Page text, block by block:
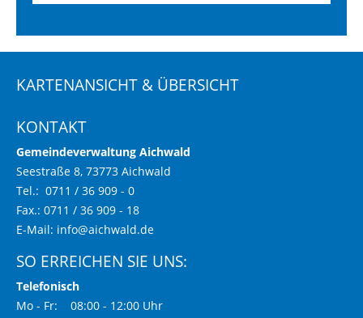
KARTENANSICHT & ÜBERSICHT
KONTAKT
Gemeindeverwaltung Aichwald
Seestraße 8, 73773 Aichwald
Tel.: 0711 / 36 909 - 0
Fax.: 0711 / 36 909 - 18
E-Mail: info@aichwald.de
SO ERREICHEN SIE UNS:
Telefonisch
Mo - Fr: 08:00 - 12:00 Uhr